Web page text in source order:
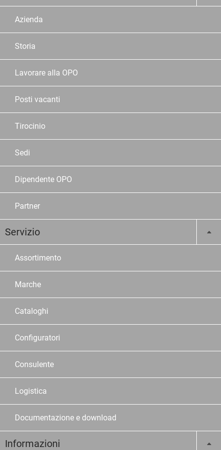
Azienda
Storia
Lavorare alla OPO
Posti vacanti
Tirocinio
Sedi
Dipendente OPO
Partner
Servizio
Assortimento
Marche
Cataloghi
Configuratori
Consulente
Logistica
Documentazione e download
Informazioni